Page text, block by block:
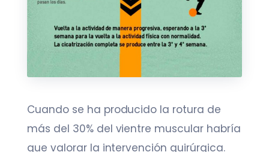
Cuando se ha producido la rotura de
más del 30% del vientre muscular habría
que valorar la intervención quirúrgica.